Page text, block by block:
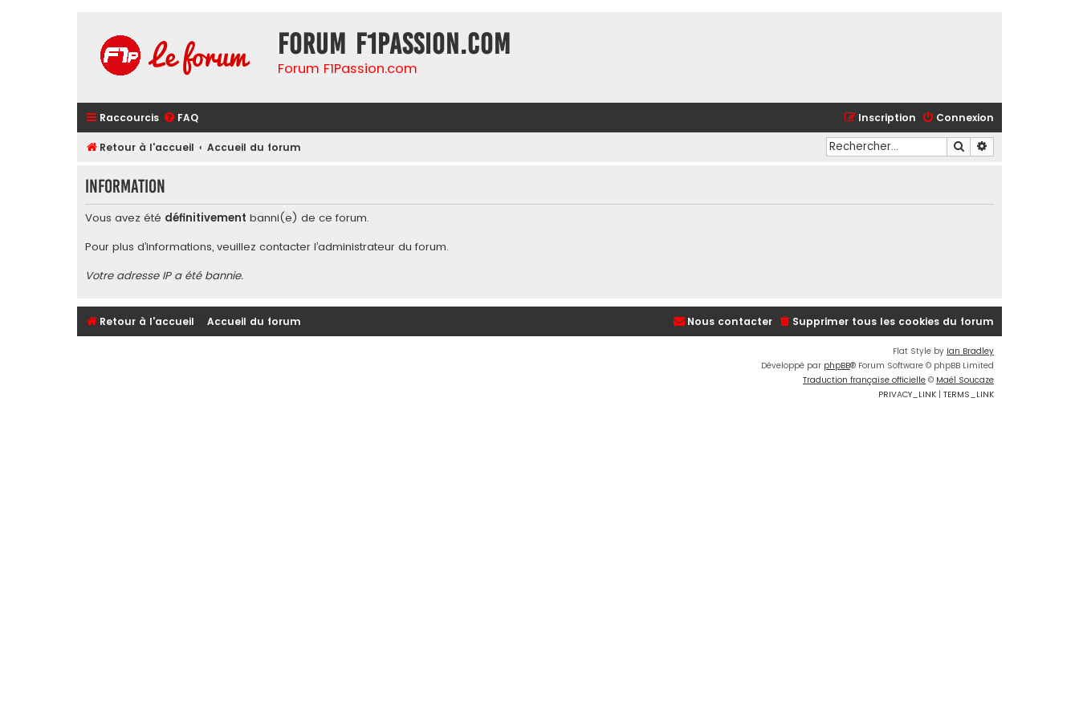
Forum F1Passion.com
Forum F1Passion.com
Raccourcis FAQ Connexion
Inscription
Retour à l'accueil Accueil du forum Rechercher
Information
Vous avez été définitivement banni(e) de ce forum.
Pour plus d’informations, veuillez contacter l’administrateur du forum.
Votre adresse IP a été bannie.
Retour à l'accueil Accueil du forum Supprimer tous les cookies du forum
Nous contacter
Flat Style by Ian Bradley
Développé par phpBB® Forum Software © phpBB Limited
Traduction française officielle © Maël Soucaze
PRIVACY_LINK | TERMS_LINK